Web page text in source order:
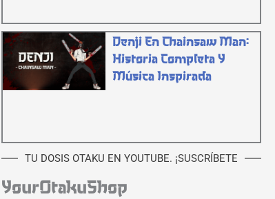
Denji En Chainsaw Man:
Historia Completa Y
Música Inspirada
TU DOSIS OTAKU EN YOUTUBE. ¡SUSCRÍBETE
YourOtakuShop